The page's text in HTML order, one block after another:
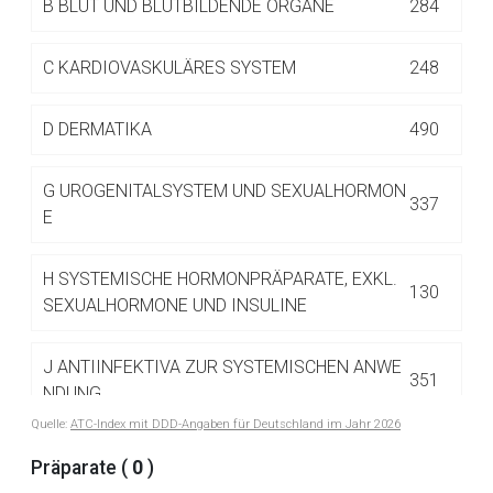
B BLUT UND BLUTBILDENDE ORGANE 284
C KARDIOVASKULÄRES SYSTEM 248
D DERMATIKA 490
G UROGENITALSYSTEM UND SEXUALHORMON
E
337
H SYSTEMISCHE HORMONPRÄPARATE, EXKL.
SEXUALHORMONE UND INSULINE
130
J ANTIINFEKTIVA ZUR SYSTEMISCHEN ANWE
NDUNG
351
J01 ANTIBIOTIKA ZUR SYSTEMISCHEN
ANWENDUNG
Quelle: ATC-Index mit DDD-Angaben für Deutschland im Jahr 2026
Präparate ( 0 )
Zur Seite